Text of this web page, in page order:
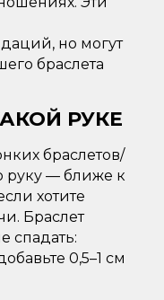
но могут
браслета
РУКЕ
браслетов/
руку — ближе к
хотите
Браслет
спадать:
0,5–1 см